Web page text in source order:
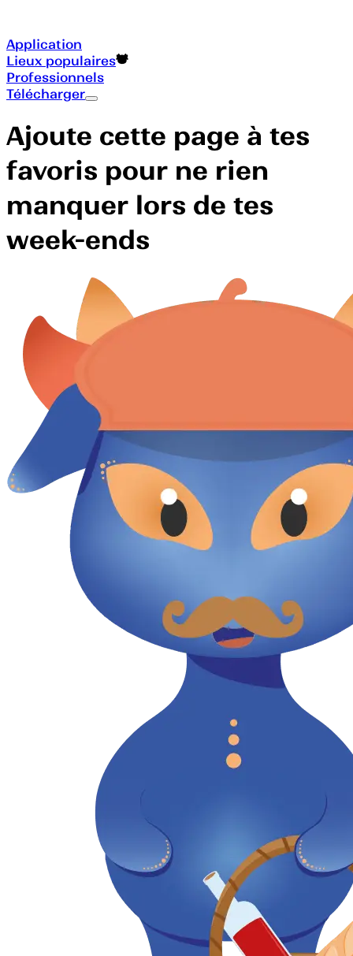
Application
Lieux populaires
Professionnels
Télécharger
Ajoute cette page à tes
favoris pour ne rien
manquer lors de tes
week-ends